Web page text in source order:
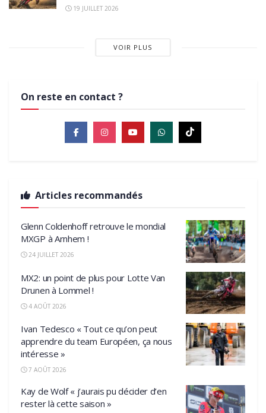
19 JUILLET 2026
VOIR PLUS
On reste en contact ?
Articles recommandés
Glenn Coldenhoff retrouve le mondial
MXGP à Arnhem !
24 JUILLET 2026
MX2: un point de plus pour Lotte Van
Drunen à Lommel !
4 AOÛT 2026
Ivan Tedesco « Tout ce qu’on peut
apprendre du team Européen, ça nous
intéresse »
7 AOÛT 2026
Kay de Wolf « j’aurais pu décider d’en
rester là cette saison »